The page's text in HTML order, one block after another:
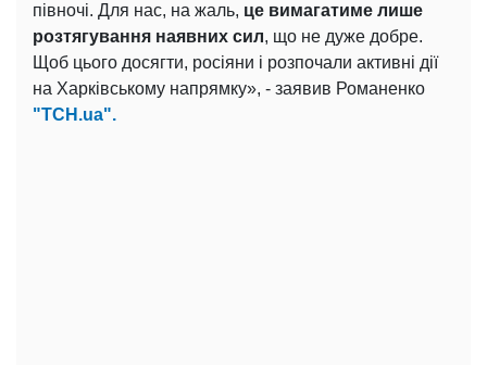
півночі. Для нас, на жаль, це вимагатиме лише
розтягування наявних сил, що не дуже добре.
Щоб цього досягти, росіяни і розпочали активні дії
на Харківському напрямку», - заявив Романенко
"ТСН.ua".